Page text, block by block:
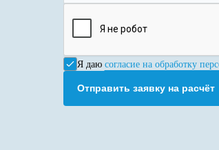
Я даю согласие на обработку
Отправить заявку на расчёт